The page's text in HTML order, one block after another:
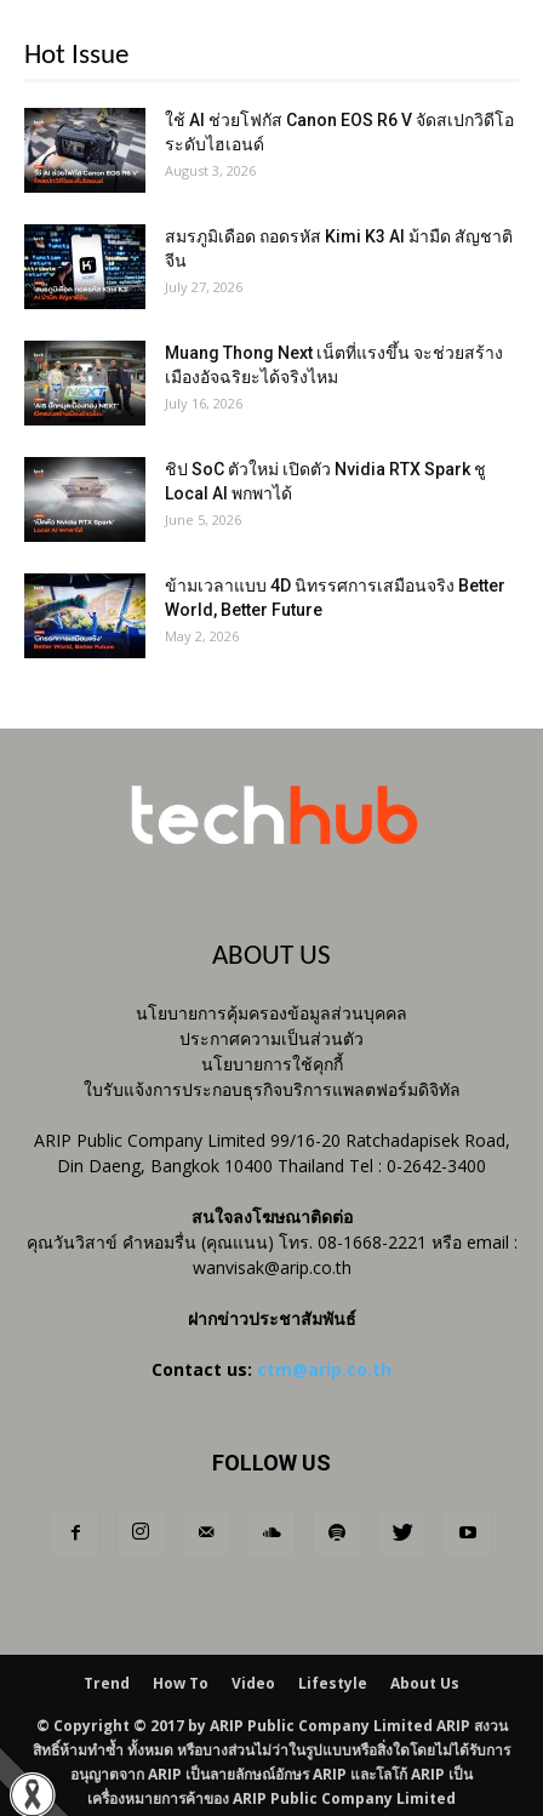
Hot Issue
ใช้ AI ช่วยโฟกัส Canon EOS R6 V จัดสเปกวิดีโอ
ระดับไฮเอนด์
August 3, 2026
สมรภูมิเดือด ถอดรหัส Kimi K3 AI ม้ามืด สัญชาติ
จีน
July 27, 2026
Muang Thong Next เน็ตที่แรงขึ้น จะช่วยสร้าง
เมืองอัจฉริยะได้จริงไหม
July 16, 2026
ชิป SoC ตัวใหม่ เปิดตัว Nvidia RTX Spark ชู
Local AI พกพาได้
June 5, 2026
ข้ามเวลาแบบ 4D นิทรรศการเสมือนจริง Better
World, Better Future
May 2, 2026
ABOUT US
นโยบายการคุ้มครองข้อมูลส่วนบุคคล
ประกาศความเป็นส่วนตัว
นโยบายการใช้คุกกี้
ใบรับแจ้งการประกอบธุรกิจบริการแพลตฟอร์มดิจิทัล
ARIP Public Company Limited 99/16-20 Ratchadapisek Road,
Din Daeng, Bangkok 10400 Thailand Tel : 0-2642-3400
สนใจลงโฆษณาติดต่อ
คุณวันวิสาข์ คำหอมรื่น (คุณแนน) โทร. 08-1668-2221 หรือ email :
wanvisak@arip.co.th
ฝากข่าวประชาสัมพันธ์
Contact us: ctm@arip.co.th
FOLLOW US
Trend How To Video Lifestyle About Us
© Copyright © 2017 by ARIP Public Company Limited ARIP สงวน
สิทธิ์ห้ามทำซ้ำ ทั้งหมด หรือบางส่วนไม่ว่าในรูปแบบหรือสิ่งใดโดยไม่ได้รับการ
อนุญาตจาก ARIP เป็นลายลักษณ์อักษร ARIP และโลโก้ ARIP เป็น
เครื่องหมายการค้าของ ARIP Public Company Limited